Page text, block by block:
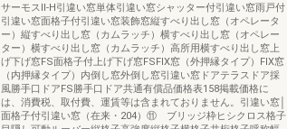
サーモスⅡ-H引違い窓単体引違い窓シャッター付引違い窓雨戸付
引違い窓面格子付引違い窓装飾窓縦すべり出し窓（オペレータ
ー）縦すべり出し窓（カムラッチ）横すべり出し窓（オペレー
ター）横すべり出し窓（カムラッチ）高所用横すべり出し窓上
げ下げ窓FS面格子付上げ下げ窓FSFIX窓（外押縁タイプ）FIX窓
（内押縁タイプ）内倒し窓外倒し窓引違い窓ドアテラスドア採
風勝手口ドアFS勝手口ドア共通有償品価格表158掲載価格に
は、消費税、取付費、運賃等は含まれておりません。引違い窓│
面格子付引違い窓（在来・204）⑪ ブリッジ枠ヒシクロス格子